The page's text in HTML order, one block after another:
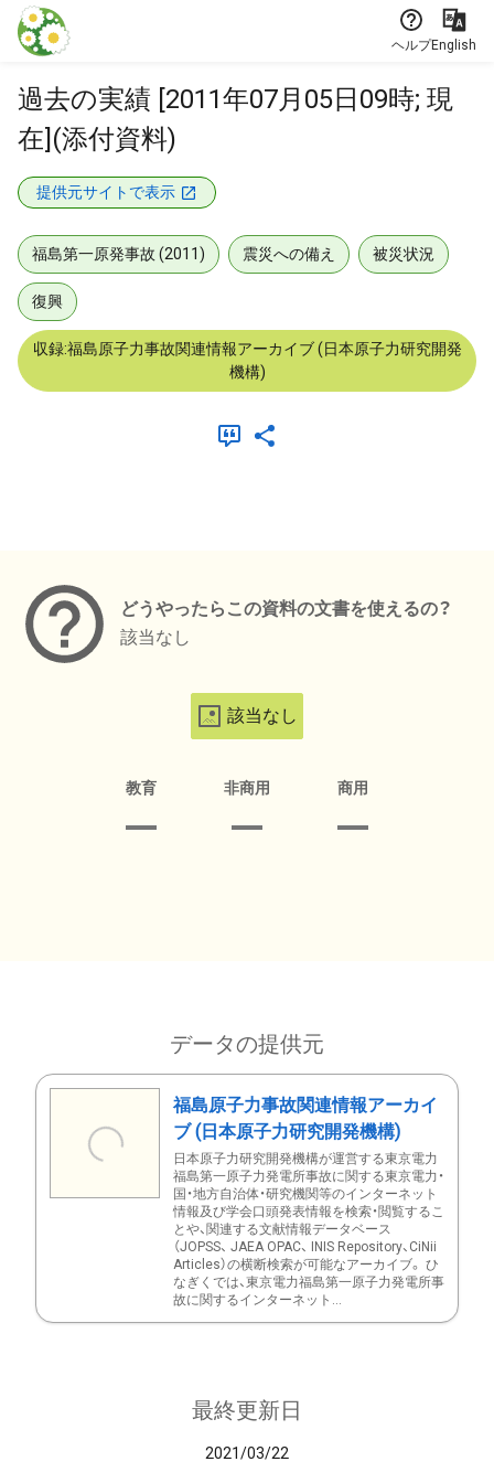
本文に飛ぶ
ヘルプEnglish
過去の実績 [2011年07月05日09時; 現
在](添付資料)
提供元サイトで表示
福島第一原発事故 (2011) 震災への備え 被災状況
復興
収録:福島原子力事故関連情報アーカイブ (日本原子力研究開発
機構)
どうやったらこの資料の文書を使えるの？
該当なし
該当なし
教育 非商用 商用
データの提供元
福島原子力事故関連情報アーカイ
ブ (日本原子力研究開発機構)
日本原子力研究開発機構が運営する東京電力
福島第一原子力発電所事故に関する東京電力・
国・地方自治体・研究機関等のインターネット
情報及び学会口頭発表情報を検索・閲覧するこ
とや、関連する文献情報データベース
（JOPSS、 JAEA OPAC、 INIS Repository、CiNii
Articles）の横断検索が可能なアーカイブ。 ひ
なぎくでは、東京電力福島第一原子力発電所事
故に関するインターネット...
最終更新日
2021/03/22